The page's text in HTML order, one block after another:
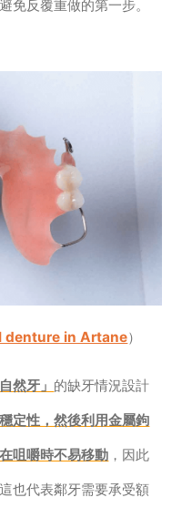
免反覆重做的第一步。
denture in Artane）
然牙」 的缺牙情況設計
定性，然後利用金屬鉤
咀嚼時不易移動 ，因此
也代表鄰牙需要承受額